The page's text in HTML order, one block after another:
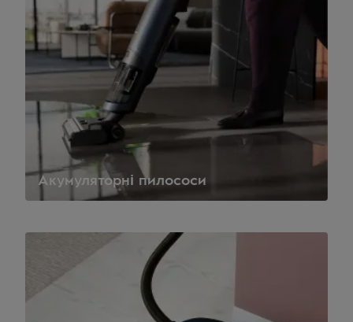
Акумуляторні пилососи